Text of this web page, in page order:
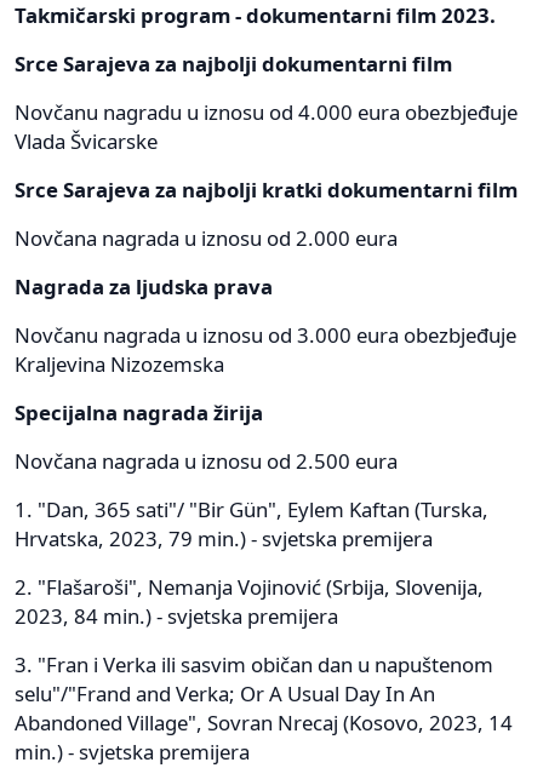
Takmičarski program - dokumentarni film 2023.
Srce Sarajeva za najbolji dokumentarni film
Novčanu nagradu u iznosu od 4.000 eura obezbjeđuje
Vlada Švicarske
Srce Sarajeva za najbolji kratki dokumentarni film
Novčana nagrada u iznosu od 2.000 eura
Nagrada za ljudska prava
Novčanu nagrada u iznosu od 3.000 eura obezbjeđuje
Kraljevina Nizozemska
Specijalna nagrada žirija
Novčana nagrada u iznosu od 2.500 eura
1. "Dan, 365 sati"/ "Bir Gün", Eylem Kaftan (Turska,
Hrvatska, 2023, 79 min.) - svjetska premijera
2. "Flašaroši", Nemanja Vojinović (Srbija, Slovenija,
2023, 84 min.) - svjetska premijera
3. "Fran i Verka ili sasvim običan dan u napuštenom
selu"/"Frand and Verka; Or A Usual Day In An
Abandoned Village", Sovran Nrecaj (Kosovo, 2023, 14
min.) - svjetska premijera